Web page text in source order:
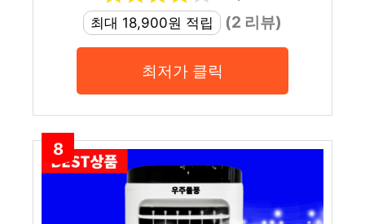
최대 18,900원 적립
(2 리뷰)
최저가 클릭
8